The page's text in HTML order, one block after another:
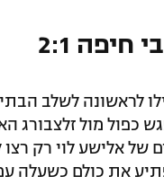
לראשונה לשלב
כפול מול
של אלישע לוי רק
את כולם כשעלה